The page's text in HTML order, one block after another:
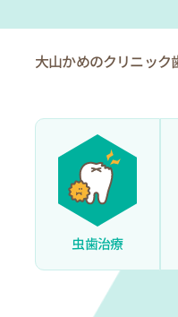
大山かめのクリニック
虫歯治療